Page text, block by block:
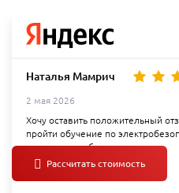
Наталья Мамрич
2 мая 2026
Хочу оставить положительный
пройти обучение по
подскажут и объяснят